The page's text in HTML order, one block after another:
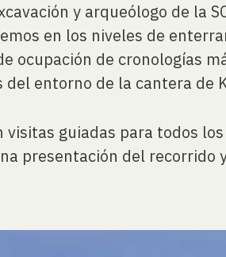
y arqueólogo de la
en los niveles de
ocupación de cronologías
entorno de la cantera de
guiadas para todos
presentación del recorrido